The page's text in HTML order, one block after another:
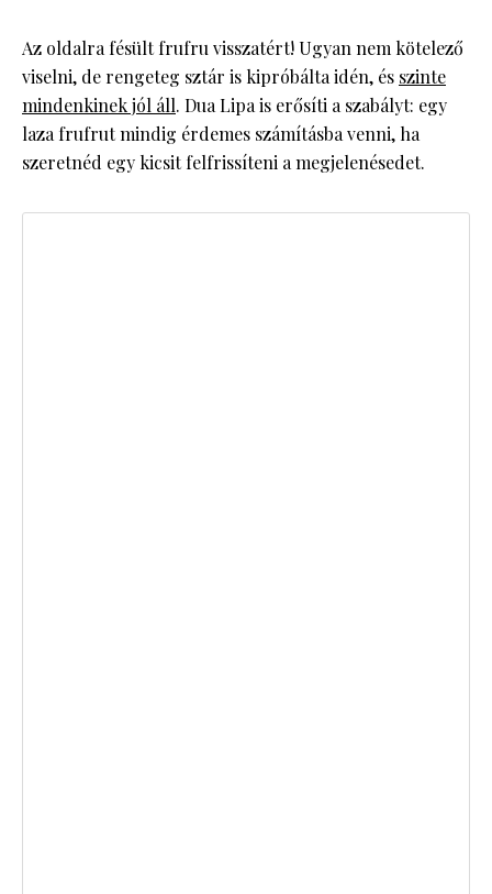
Az oldalra fésült frufru visszatért! Ugyan nem kötelező
viselni, de rengeteg sztár is kipróbálta idén, és szinte
mindenkinek jól áll. Dua Lipa is erősíti a szabályt: egy
laza frufrut mindig érdemes számításba venni, ha
szeretnéd egy kicsit felfrissíteni a megjelenésedet.